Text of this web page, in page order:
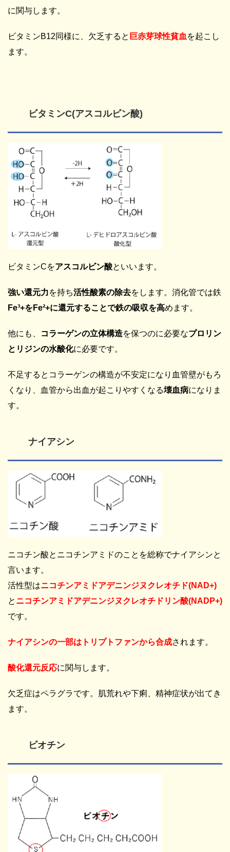
に関与します。
ビタミンB12同様に、欠乏すると 巨赤芽球性貧血 を起こし
ます。
ビタミンC(アスコルビン酸)
ビタミンCをアスコルビン酸といいます。
強い還元力を持ち活性酸素の除去をします。消化管では鉄
Fe³+をFe²+に還元することで鉄の吸収を高めます。
他にも、 コラーゲンの立体構造を保つのに必要なプロリン
とリジンの水酸化に必要です。
不足するとコラーゲンの構造が不安定になり血管壁がもろ
くなり、血管から出血が起こりやすくなる壊血病になりま
す。
ナイアシン
ニコチン酸とニコチンアミドのことを総称でナイアシンと
言います。
活性型はニコチンアミドアデニンジヌクレオチド(NAD+)
と ニコチンアミドアデニンジヌクレオチドリン酸(NADP+)
です。
ナイアシンの一部はトリプトファンから合成されます。
酸化還元反応に関与します。
欠乏症はペラグラです。肌荒れや下痢、精神症状が出てき
ます。
ビオチン